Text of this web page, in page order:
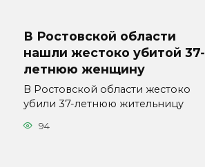
В Ростовской области
нашли жестоко убитой 37-
летнюю женщину
В Ростовской области жестоко
убили 37-летнюю жительницу
94